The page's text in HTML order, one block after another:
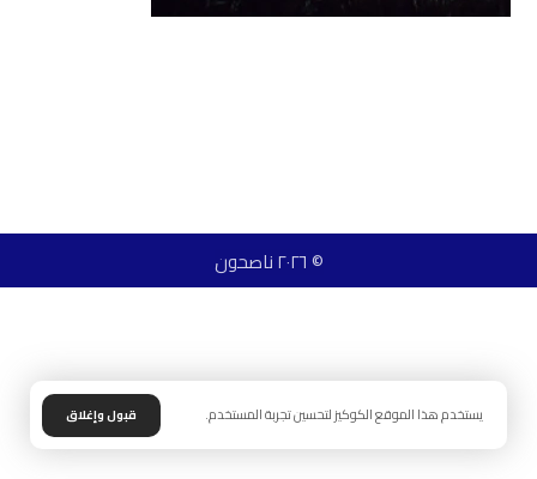
© ٢٠٢٦ ناصحون
يستخدم هذا الموقع الكوكيز لتحسين تجربة المستخدم. قبول وإغلاق